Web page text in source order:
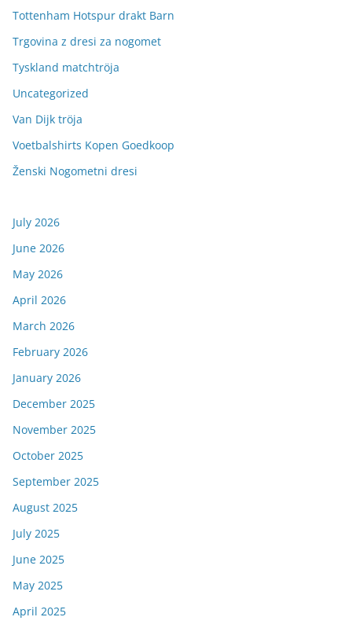
Tottenham Hotspur drakt Barn
Trgovina z dresi za nogomet
Tyskland matchtröja
Uncategorized
Van Dijk tröja
Voetbalshirts Kopen Goedkoop
Ženski Nogometni dresi
July 2026
June 2026
May 2026
April 2026
March 2026
February 2026
January 2026
December 2025
November 2025
October 2025
September 2025
August 2025
July 2025
June 2025
May 2025
April 2025